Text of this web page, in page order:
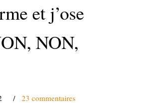
et j’ose
NON,
/ 23 commentaires